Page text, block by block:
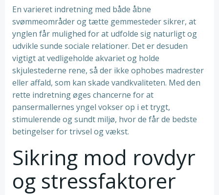
En varieret indretning med både åbne
svømmeområder og tætte gemmesteder sikrer, at
ynglen får mulighed for at udfolde sig naturligt og
udvikle sunde sociale relationer. Det er desuden
vigtigt at vedligeholde akvariet og holde
skjulestederne rene, så der ikke ophobes madrester
eller affald, som kan skade vandkvaliteten. Med den
rette indretning øges chancerne for at
pansermallernes yngel vokser op i et trygt,
stimulerende og sundt miljø, hvor de får de bedste
betingelser for trivsel og vækst.
Sikring mod rovdyr
og stressfaktorer